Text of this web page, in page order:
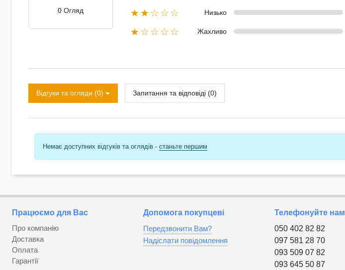
0 Огляд ★★☆☆☆ Низько
★☆☆☆☆ Жахливо
Відгуки та огляди (0) Запитання та відповіді (0)
Немає доступних відгуків та оглядів - станьте першим
Працюємо для Вас
Про компанію
Доставка
Оплата
Гарантії
Допомога покупцеві
Передзвонити Вам?
Надіслати повідомлення
Телефонуйте нам
050 402 82 82
097 581 28 70
093 509 07 82
093 645 50 87